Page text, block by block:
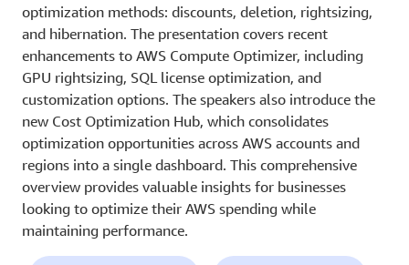
optimization methods: discounts, deletion, rightsizing,
and hibernation. The presentation covers recent
enhancements to AWS Compute Optimizer, including
GPU rightsizing, SQL license optimization, and
customization options. The speakers also introduce the
new Cost Optimization Hub, which consolidates
optimization opportunities across AWS accounts and
regions into a single dashboard. This comprehensive
overview provides valuable insights for businesses
looking to optimize their AWS spending while
maintaining performance.